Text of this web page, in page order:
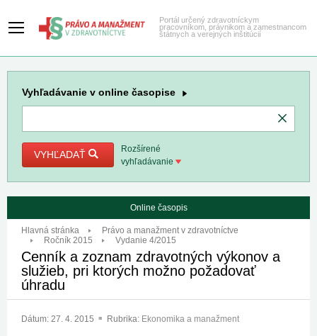
Portál určený zdravotníckym
pracovníkom, právnikom a zamestnancom
štátnych a verejných inštitúcií
Vyhľadávanie v online časopise
VYHĽADAŤ
Rozšírené
vyhľadávanie
Online časopis
Hlavná stránka
Právo a manažment v zdravotníctve
Ročník 2015
Vydanie 4/2015
Cenník a zoznam zdravotných výkonov a
služieb, pri ktorých možno požadovať
úhradu
Dátum: 27. 4. 2015 Rubrika: Ekonomika a manažment